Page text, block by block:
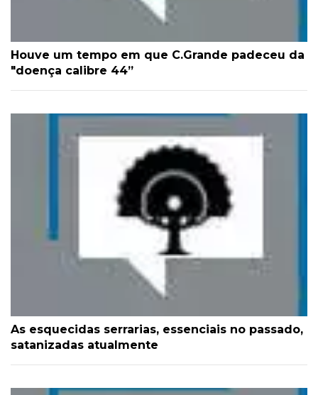
Houve um tempo em que C.Grande padeceu da
"doença calibre 44”
As esquecidas serrarias, essenciais no passado,
satanizadas atualmente